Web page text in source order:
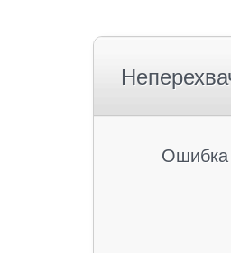
Ошибка